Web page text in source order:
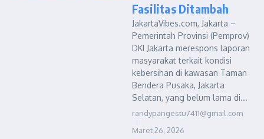
Fasilitas Ditambah
JakartaVibes.com, Jakarta –
Pemerintah Provinsi (Pemprov)
DKI Jakarta merespons laporan
masyarakat terkait kondisi
kebersihan di kawasan Taman
Bendera Pusaka, Jakarta
Selatan, yang belum lama di...
randypangestu7411@gmail.com
Maret 26, 2026